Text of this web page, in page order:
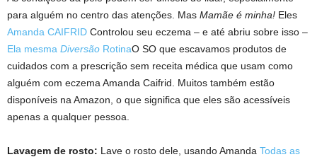
para alguém no centro das atenções. Mas Mamãe é minha! Eles
Amanda CAIFRID Controlou seu eczema – e até abriu sobre isso –
Ela mesma Diversão RotinaO SO que escavamos produtos de
cuidados com a prescrição sem receita médica que usam como
alguém com eczema Amanda Caifrid. Muitos também estão
disponíveis na Amazon, o que significa que eles são acessíveis
apenas a qualquer pessoa.
Lavagem de rosto: Lave o rosto dele, usando Amanda Todas as